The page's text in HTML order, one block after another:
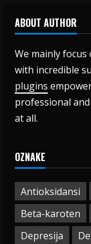
ABOUT AUTHOR
We mainly focus
with incredible
plugins
professional
at all.
OZNAKE
Antioksidansi
Beta-karoten
Depresija